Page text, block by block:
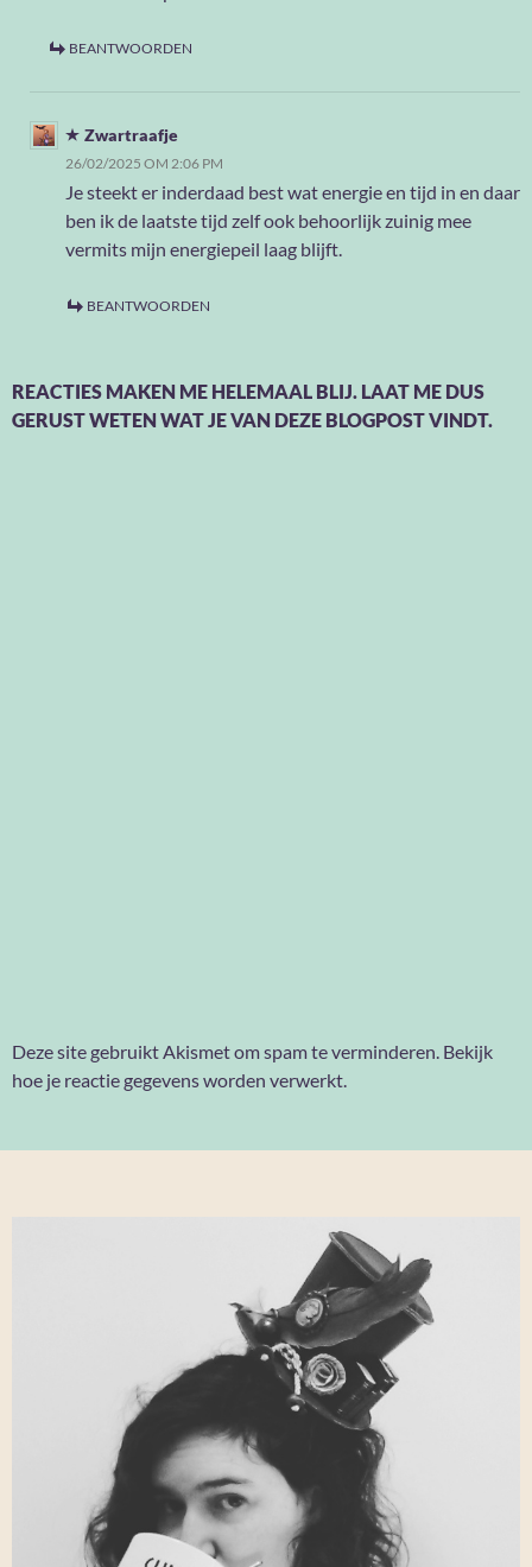
BEANTWOORDEN
Zwartraafje
26/02/2025 OM 2:06 PM
Je steekt er inderdaad best wat energie en tijd in en daar
ben ik de laatste tijd zelf ook behoorlijk zuinig mee
vermits mijn energiepeil laag blijft.
BEANTWOORDEN
REACTIES MAKEN ME HELEMAAL BLIJ. LAAT ME DUS
GERUST WETEN WAT JE VAN DEZE BLOGPOST VINDT.
Deze site gebruikt Akismet om spam te verminderen. Bekijk
hoe je reactie gegevens worden verwerkt